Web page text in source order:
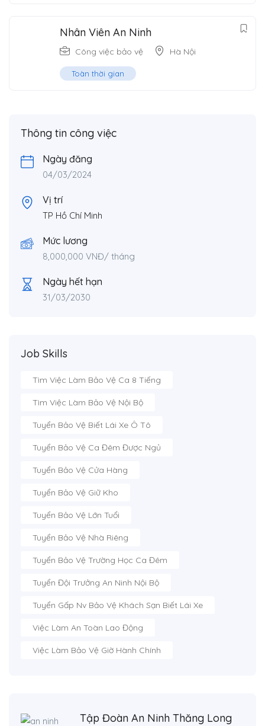
Nhân Viên An Ninh
Công việc bảo vệ Hà Nội
Toàn thời gian
Thông tin công việc
Ngày đăng
04/03/2024
Vị trí
TP Hồ Chí Minh
Mức lương
8,000,000 VNĐ/ tháng
Ngày hết hạn
31/03/2030
Job Skills
Tìm Việc Làm Bảo Vệ Ca 8 Tiếng
Tìm Việc Làm Bảo Vệ Nội Bộ
Tuyển Bảo Vệ Biết Lái Xe Ô Tô
Tuyển Bảo Vệ Ca Đêm Được Ngủ
Tuyển Bảo Vệ Cửa Hàng
Tuyển Bảo Vệ Giữ Kho
Tuyển Bảo Vệ Lớn Tuổi
Tuyển Bảo Vệ Nhà Riêng
Tuyển Bảo Vệ Trường Học Ca Đêm
Tuyển Đội Trưởng An Ninh Nội Bộ
Tuyển Gấp Nv Bảo Vệ Khách Sạn Biết Lái Xe
Việc Làm An Toàn Lao Động
Việc Làm Bảo Vệ Giờ Hành Chính
Tập Đoàn An Ninh Thăng Long